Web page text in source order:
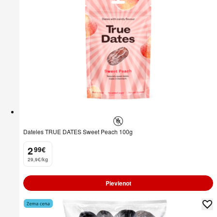
Dateles TRUE DATES Sweet Peach 100g
2
. 99€
29,9€/kg
Pievienot